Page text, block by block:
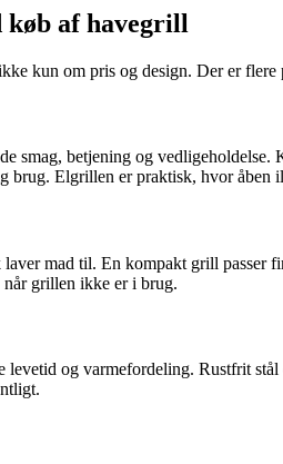
køb af havegrill
kun om pris og design. Der er
smag, betjening og
brug. Elgrillen er praktisk, hvor
mad til. En kompakt grill passer
når grillen ikke er i brug.
og varmefordeling. Rustfrit